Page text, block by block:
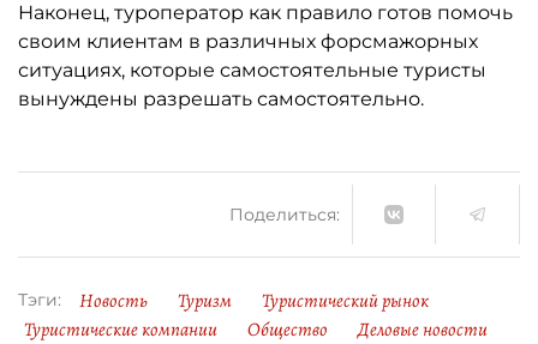
Наконец, туроператор как правило готов помочь
своим клиентам в различных форсмажорных
ситуациях, которые самостоятельные туристы
вынуждены разрешать самостоятельно.
Поделиться:
Тэги: Новость Туризм
Туристический рынок
Туристические компании
Общество
Деловые новости